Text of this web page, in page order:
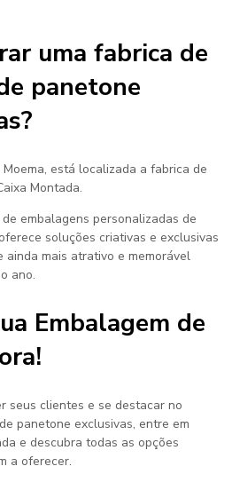
uma fabrica de
panetone
está localizada a fabrica de
Montada.
embalagens personalizadas de
soluções criativas e exclusivas
mais atrativo e memorável
ano.
Embalagem de
seus clientes e se destacar no
panetone exclusivas, entre em
e descubra todas as opções
a oferecer.